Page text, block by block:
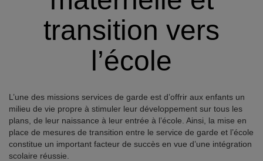
transition vers
l’école
L’une des missions services de garde est d’offrir aux enfants un
milieu de vie propre à stimuler leur développement sur tous les
plans, de leur naissance à leur entrée à l’école. Ainsi, la mise en
place de mesures de transition entre le service de garde et l’école
constitue un important facteur de succès en vue d’une intégration
scolaire réussie.